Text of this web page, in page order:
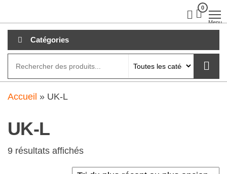
au
contenu
0
Menu
Catégories
Accueil » UK-L
UK-L
9 résultats affichés